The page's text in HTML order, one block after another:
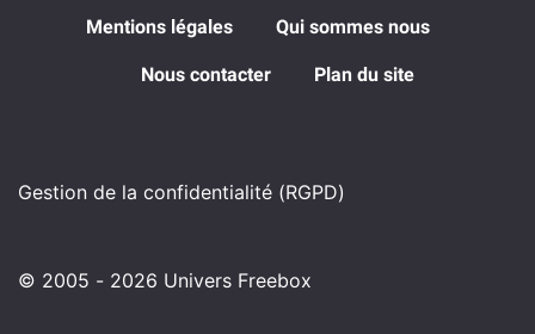
Mentions légales Qui sommes nous
Nous contacter Plan du site
Gestion de la confidentialité (RGPD)
© 2005 - 2026 Univers Freebox